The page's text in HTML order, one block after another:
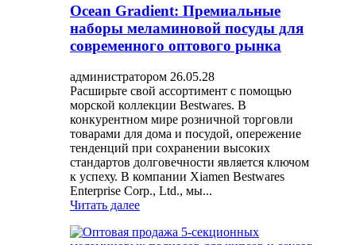
Ocean Gradient: Премиальные
наборы меламиновой посуды для
современного оптового рынка
администратором 26.05.28
Расширьте свой ассортимент с помощью
морской коллекции Bestwares. В
конкурентном мире розничной торговли
товарами для дома и посудой, опережение
тенденций при сохранении высоких
стандартов долговечности является ключом
к успеху. В компании Xiamen Bestwares
Enterprise Corp., Ltd., мы...
Читать далее